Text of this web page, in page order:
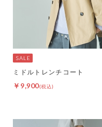
ミドルトレンチコート
￥9,900